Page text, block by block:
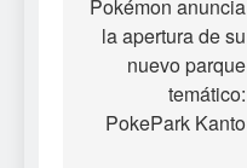
de
entradas
Pokémon anuncia
la apertura de su
nuevo parque
temático:
PokePark Kanto